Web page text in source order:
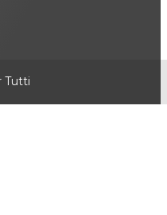
Tutti